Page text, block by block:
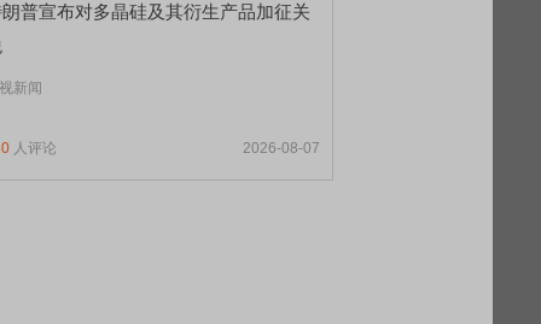
普宣布对多晶硅及其衍生产品加征关
新闻
人评论 2026-08-07